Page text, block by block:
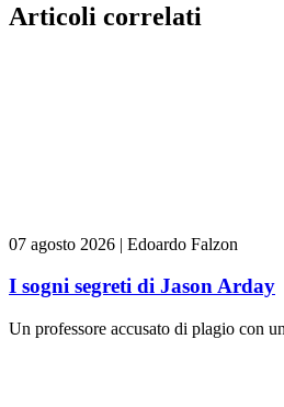
Articoli correlati
07 agosto 2026 | Edoardo Falzon
I sogni segreti di Jason Arday
Un professore accusato di plagio con